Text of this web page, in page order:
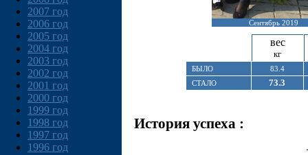
2007 год
2006 год
2005 год
2004 год
2003 год
2002 год
2001 год
2000 год
1999 год
1998 год
1997 год
1996 год
Сентябрь 2019
вес
кг
БЫЛО
83.4
СТАЛО
73.3
История успеха :